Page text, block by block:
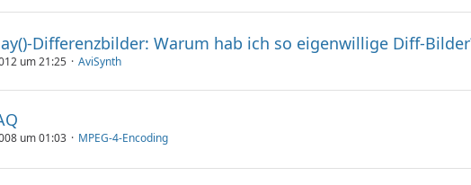
Differenzbilder: Warum hab ich so eigenwillige Diff-
um 21:25 AviSynth
um 01:03 MPEG-4-Encoding